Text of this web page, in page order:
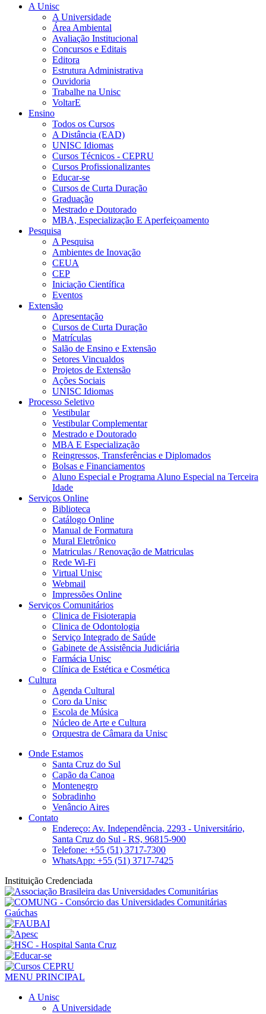
A Unisc
A Universidade
Área Ambiental
Avaliação Institucional
Concursos e Editais
Editora
Estrutura Administrativa
Ouvidoria
Trabalhe na Unisc
VoltarE
Ensino
Todos os Cursos
A Distância (EAD)
UNISC Idiomas
Cursos Técnicos - CEPRU
Cursos Profissionalizantes
Educar-se
Cursos de Curta Duração
Graduação
Mestrado e Doutorado
MBA, Especialização E Aperfeiçoamento
Pesquisa
A Pesquisa
Ambientes de Inovação
CEUA
CEP
Iniciação Científica
Eventos
Extensão
Apresentação
Cursos de Curta Duração
Matrículas
Salão de Ensino e Extensão
Setores Vincualdos
Projetos de Extensão
Ações Sociais
UNISC Idiomas
Processo Seletivo
Vestibular
Vestibular Complementar
Mestrado e Doutorado
MBA E Especialização
Reingressos, Transferências e Diplomados
Bolsas e Financiamentos
Aluno Especial e Programa Aluno Especial na Terceira
Idade
Serviços Online
Biblioteca
Catálogo Online
Manual de Formatura
Mural Eletrônico
Matriculas / Renovação de Matriculas
Rede Wi-Fi
Virtual Unisc
Webmail
Impressões Online
Serviços Comunitários
Clinica de Fisioterapia
Clinica de Odontologia
Serviço Integrado de Saúde
Gabinete de Assistência Judiciária
Farmácia Unisc
Clínica de Estética e Cosmética
Cultura
Agenda Cultural
Coro da Unisc
Escola de Música
Núcleo de Arte e Cultura
Orquestra de Câmara da Unisc
Onde Estamos
Santa Cruz do Sul
Capão da Canoa
Montenegro
Sobradinho
Venâncio Aires
Contato
Endereço: Av. Independência, 2293 - Universitário,
Santa Cruz do Sul - RS, 96815-900
Telefone: +55 (51) 3717-7300
WhatsApp: +55 (51) 3717-7425
Instituição Credenciada
MENU PRINCIPAL
A Unisc
A Universidade